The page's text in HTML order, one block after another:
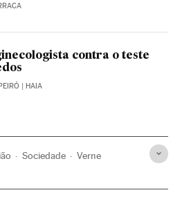
contra o teste
| HAIA
Sociedade Verne